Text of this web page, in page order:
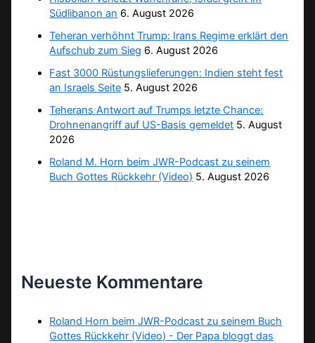
Südlibanon an 6. August 2026
Teheran verhöhnt Trump: Irans Regime erklärt den
Aufschub zum Sieg 6. August 2026
Fast 3000 Rüstungslieferungen: Indien steht fest
an Israels Seite 5. August 2026
Teherans Antwort auf Trumps letzte Chance:
Drohnenangriff auf US-Basis gemeldet 5. August
2026
Roland M. Horn beim JWR-Podcast zu seinem
Buch Gottes Rückkehr (Video) 5. August 2026
Neueste Kommentare
Roland Horn beim JWR-Podcast zu seinem Buch
Gottes Rückkehr (Video) - Der Papa bloggt das